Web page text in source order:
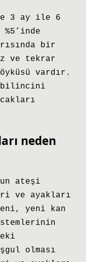
3 ay ile 6
bir
ve tekrar
vardır.
bilincini
neden
ateşi
ve ayakları
yeni kan
olması